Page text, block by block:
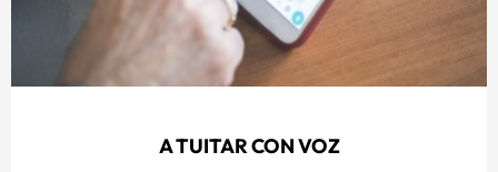
A TUITAR CON VOZ